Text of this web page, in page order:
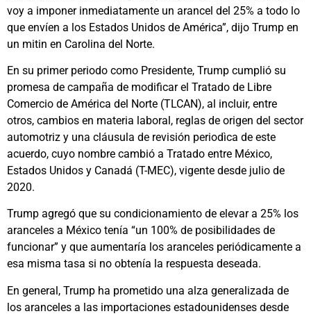
voy a imponer inmediatamente un arancel del 25% a todo lo
que envíen a los Estados Unidos de América”, dijo Trump en
un mitin en Carolina del Norte.
En su primer periodo como Presidente, Trump cumplió su
promesa de campaña de modificar el Tratado de Libre
Comercio de América del Norte (TLCAN), al incluir, entre
otros, cambios en materia laboral, reglas de origen del sector
automotriz y una cláusula de revisión periodìca de este
acuerdo, cuyo nombre cambió a Tratado entre México,
Estados Unidos y Canadá (T-MEC), vigente desde julio de
2020.
Trump agregó que su condicionamiento de elevar a 25% los
aranceles a México tenía “un 100% de posibilidades de
funcionar” y que aumentaría los aranceles periódicamente a
esa misma tasa si no obtenía la respuesta deseada.
En general, Trump ha prometido una alza generalizada de
los aranceles a las importaciones estadounidenses desde